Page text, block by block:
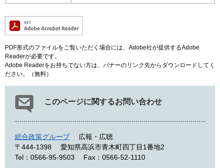
PDF形式のファイルをご覧いただく場合には、Adobe社が提供するAdobe
Readerが必要です。
Adobe Readerをお持ちでない方は、バナーのリンク先からダウンロードしてく
ださい。（無料）
このページに関するお問い合わせ
総合政策グループ
広報・広聴
〒444-1398
愛知県高浜市青木町四丁目1番地2
Tel：0566-95-9503
Fax：0566-52-1110